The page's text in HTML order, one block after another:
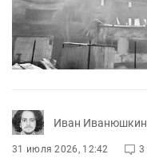
Иван Иванюшкин
31 июля 2026, 12:42 3